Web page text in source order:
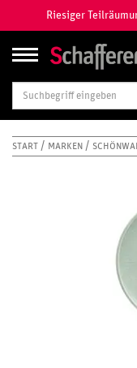
Riesiger
START MARKEN